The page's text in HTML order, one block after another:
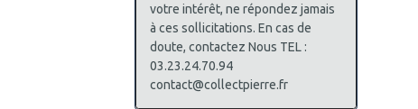
votre intérêt, ne répondez jamais
à ces sollicitations. En cas de
doute, contactez Nous TEL :
03.23.24.70.94
contact@collectpierre.fr